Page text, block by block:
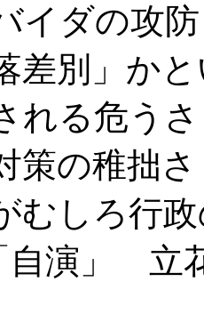
イダの攻防
差別」か
れる危うさ
策の稚拙さ
むしろ行
自演」 立